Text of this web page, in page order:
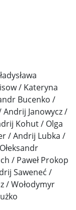
/ Kateryna
Bucenko /
Janowycz /
Kohut / Olga
/ Andrij Lubka /
/ Paweł Prokop
Saweneć /
/ Wołodymyr